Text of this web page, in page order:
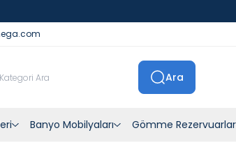
Ara
Banyo Mobilyaları Gömme Rezervuarlar